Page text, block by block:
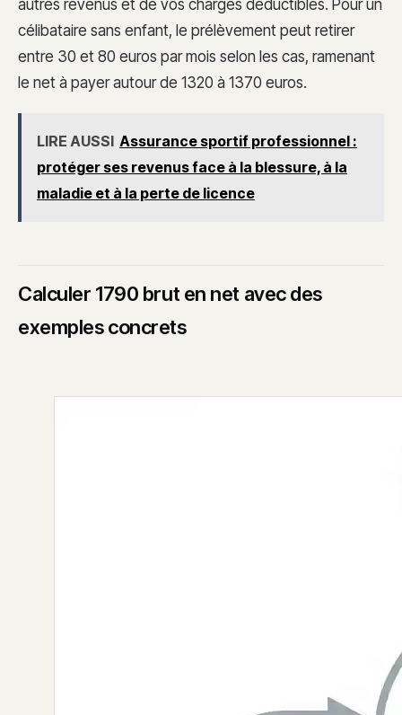
autres revenus et de vos charges déductibles. Pour un
célibataire sans enfant, le prélèvement peut retirer
entre 30 et 80 euros par mois selon les cas, ramenant
le net à payer autour de 1320 à 1370 euros.
LIRE AUSSI Assurance sportif professionnel :
protéger ses revenus face à la blessure, à la
maladie et à la perte de licence
Calculer 1790 brut en net avec des
exemples concrets